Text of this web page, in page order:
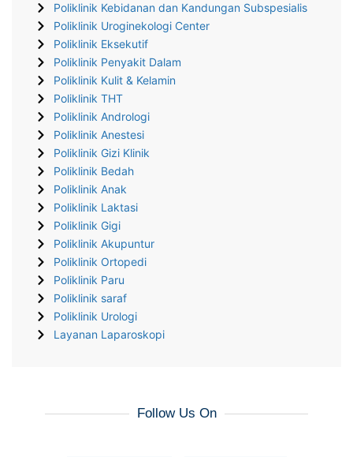
Poliklinik Kebidanan dan Kandungan Subspesialis
Poliklinik Uroginekologi Center
Poliklinik Eksekutif
Poliklinik Penyakit Dalam
Poliklinik Kulit & Kelamin
Poliklinik THT
Poliklinik Andrologi
Poliklinik Anestesi
Poliklinik Gizi Klinik
Poliklinik Bedah
Poliklinik Anak
Poliklinik Laktasi
Poliklinik Gigi
Poliklinik Akupuntur
Poliklinik Ortopedi
Poliklinik Paru
Poliklinik saraf
Poliklinik Urologi
Layanan Laparoskopi
Follow Us On